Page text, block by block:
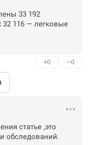
33 192
32 116 — легковые
+0 –0
статье ,это
обследований.